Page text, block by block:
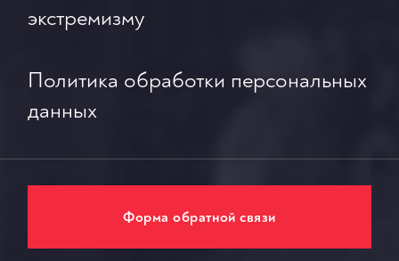
экстремизму
Политика обработки персональных
данных
Форма обратной связи